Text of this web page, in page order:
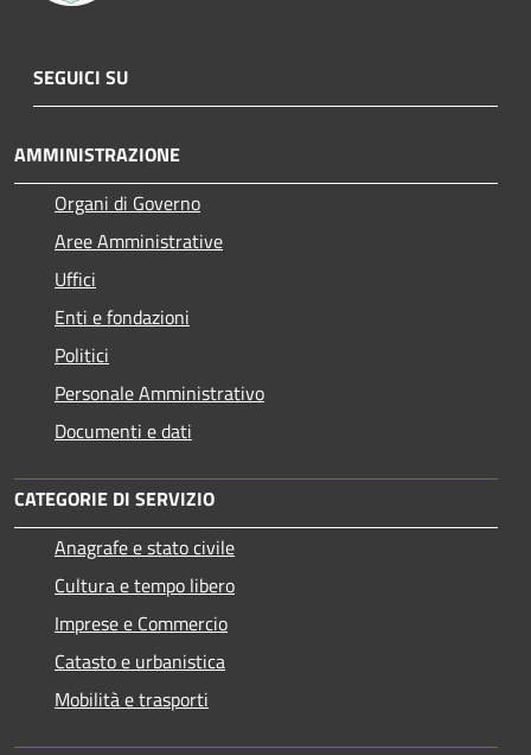
SEGUICI SU
AMMINISTRAZIONE
Organi di Governo
Aree Amministrative
Uffici
Enti e fondazioni
Politici
Personale Amministrativo
Documenti e dati
CATEGORIE DI SERVIZIO
Anagrafe e stato civile
Cultura e tempo libero
Imprese e Commercio
Catasto e urbanistica
Mobilità e trasporti